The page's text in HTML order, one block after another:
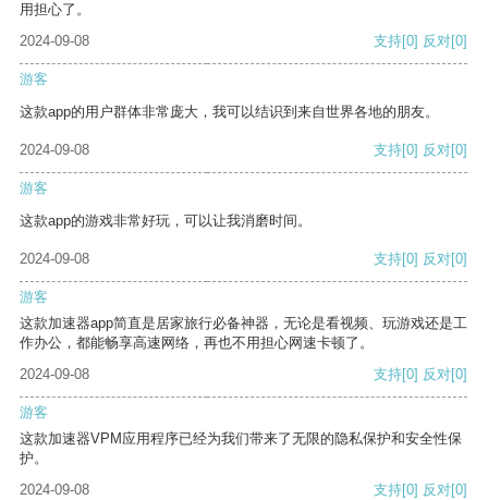
用担心了。
2024-09-08
支持[0] 反对[0]
游客
这款app的用户群体非常庞大，我可以结识到来自世界各地的朋友。
2024-09-08 支持[0] 反对[0]
游客
这款app的游戏非常好玩，可以让我消磨时间。
2024-09-08 支持[0] 反对[0]
游客
这款加速器app简直是居家旅行必备神器，无论是看视频、玩游戏还是工
作办公，都能畅享高速网络，再也不用担心网速卡顿了。
2024-09-08
支持[0] 反对[0]
游客
这款加速器VPM应用程序已经为我们带来了无限的隐私保护和安全性保
护。
2024-09-08
支持[0] 反对[0]